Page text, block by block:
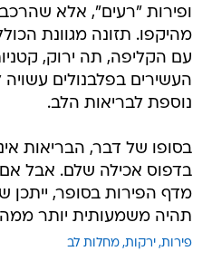
ופירות "רעים", אלא
מהיקפו. תזונה מגוונת
עם הקליפה, תה ירוק,
העשירים בפלבנולים
נוספת לבריאות הלב.
בסופו של דבר, הבריאות
בדפוס אכילה שלם. אבל
מדף הפירות בסופר, ייתכן
תהיה משמעותית יותר
פירות ירקות מחלות לב